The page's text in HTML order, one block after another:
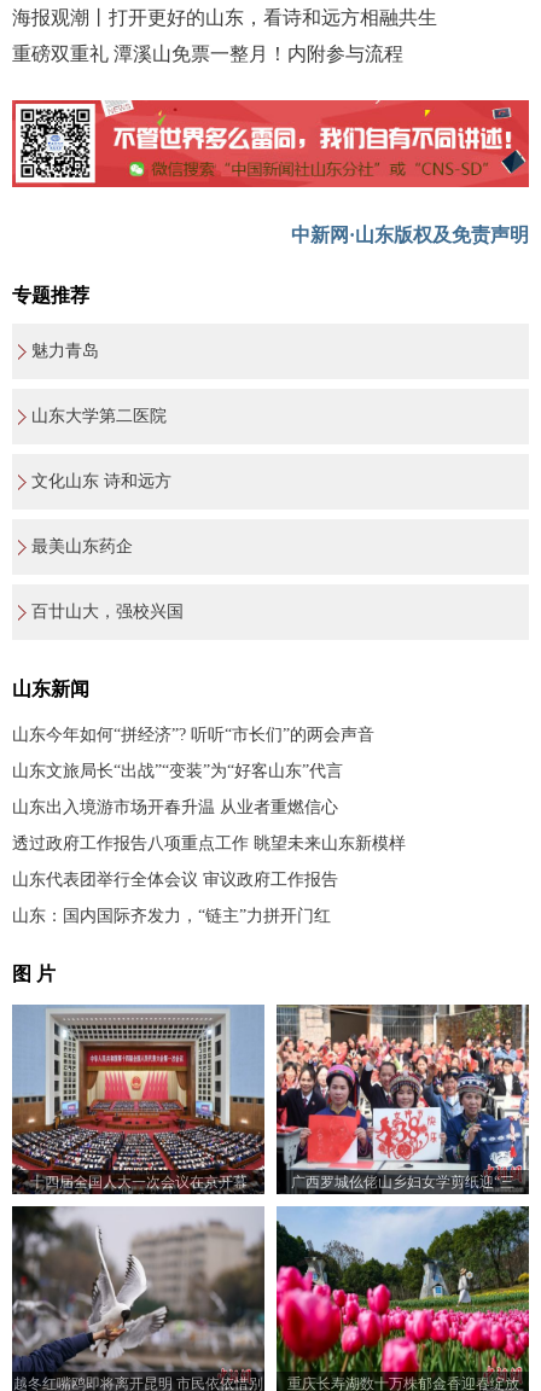
海报观潮丨打开更好的山东，看诗和远方相融共生
重磅双重礼 潭溪山免票一整月！内附参与流程
中新网·山东版权及免责声明
专题推荐
魅力青岛
山东大学第二医院
文化山东 诗和远方
最美山东药企
百廿山大，强校兴国
山东新闻
山东今年如何“拼经济”? 听听“市长们”的两会声音
山东文旅局长“出战”“变装”为“好客山东”代言
山东出入境游市场开春升温 从业者重燃信心
透过政府工作报告八项重点工作 眺望未来山东新模样
山东代表团举行全体会议 审议政府工作报告
山东：国内国际齐发力，“链主”力拼开门红
图 片
十四届全国人大一次会议在京开幕
广西罗城仫佬山乡妇女学剪纸迎“三
八”节
越冬红嘴鸥即将离开昆明 市民依依惜别 重庆长寿湖数十万株郁金香迎春绽放